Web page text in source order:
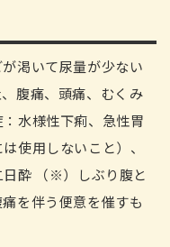
渇いて尿量が少ない
腹痛、頭痛、むくみ
水様性下痢、急性胃
使用しないこと）、
酔 （※）しぶり腹と
を伴う便意を催すも